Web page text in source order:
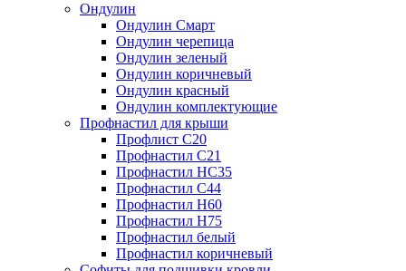
Ондулин
Ондулин Смарт
Ондулин черепица
Ондулин зеленый
Ондулин коричневый
Ондулин красный
Ондулин комплектующие
Профнастил для крыши
Профлист С20
Профнастил С21
Профнастил НС35
Профнастил С44
Профнастил Н60
Профнастил Н75
Профнастил белый
Профнастил коричневый